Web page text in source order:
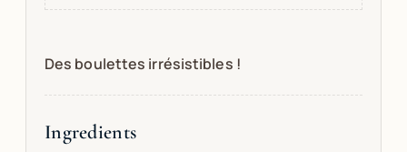
Des boulettes irrésistibles !
Ingredients